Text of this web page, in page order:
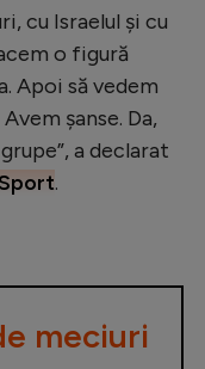
cu Israelul și cu
o figură
Apoi să vedem
șanse. Da,
a declarat
.
meciuri